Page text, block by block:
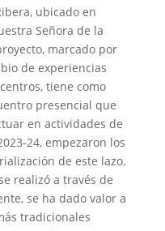
ubicado en
Señora de la
marcado por
de experiencias
tiene como
presencial que
en actividades de
24, empezaron los
de este lazo.
realizó a través de
se ha dado valor a
tradicionales